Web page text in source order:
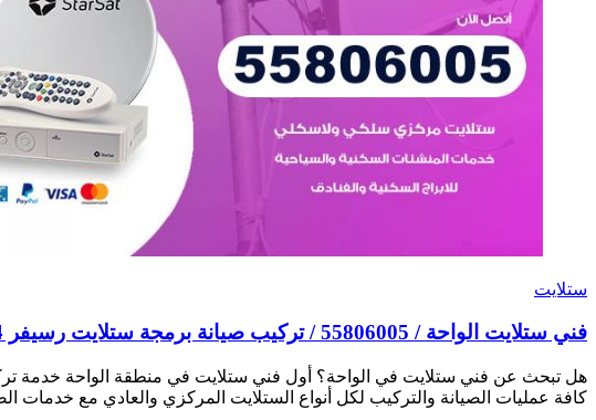
ستلايت
فني ستلايت الواحة / 55806005 / تركيب صيانة برمجة ستلايت رسيفر 24 ساعة
هل تبحث عن فني ستلايت في الواحة؟ أول فني ستلايت في منطقة الواحة خدمة
كافة عمليات الصيانة والتركيب لكل أنواع الستلايت المركزي والعادي مع خدمات